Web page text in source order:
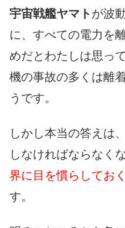
宇宙戦艦ヤマト が波
に、すべての電力を
めだとわたしは思っ
機の事故の多くは離
うです。
しかし本当の答えは
しなければならなく
界に目を慣らしてお
す。